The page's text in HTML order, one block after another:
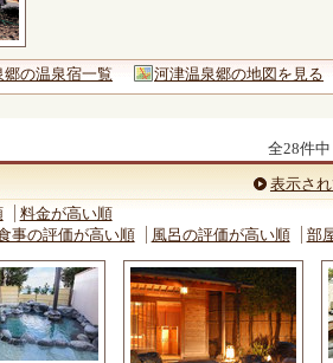
郷の温泉宿一覧 河津温泉郷の地図を見る
全28件中
表示さ
料金が高い順
事の評価が高い順 風呂の評価が高い順 部